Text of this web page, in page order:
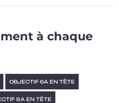
à chaque
OBJECTIF 6A EN TÊTE
8A EN TÊTE